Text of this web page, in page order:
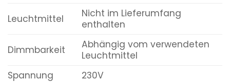
Leuchtmittel
Nicht im Lieferumfang
enthalten
Dimmbarkeit
Abhängig vom verwendeten
Leuchtmittel
Spannung
230V